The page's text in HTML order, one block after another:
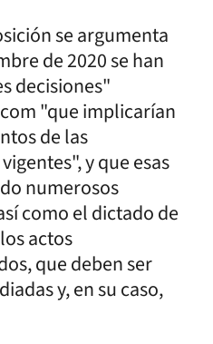
se argumenta
de 2020 se han
decisiones"
"que implicarían
de las
y que esas
numerosos
como el dictado de
actos
que deben ser
y, en su caso,